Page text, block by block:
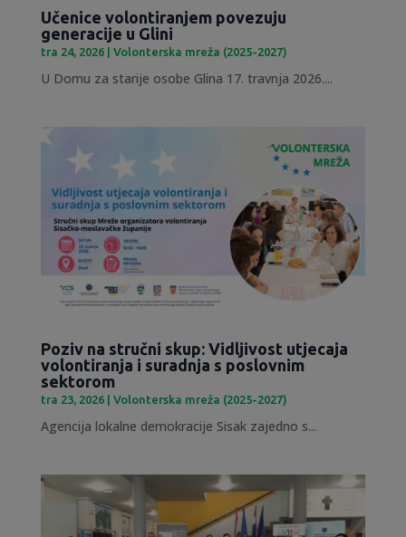
Učenice volontiranjem povezuju
generacije u Glini
tra 24, 2026| Volonterska mreža (2025-2027)
U Domu za starije osobe Glina 17. travnja 2026....
Poziv na stručni skup: Vidljivost utjecaja
volontiranja i suradnja s poslovnim
sektorom
tra 23, 2026| Volonterska mreža (2025-2027)
Agencija lokalne demokracije Sisak zajedno s...